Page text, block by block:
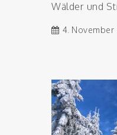
Wälder und
4. November